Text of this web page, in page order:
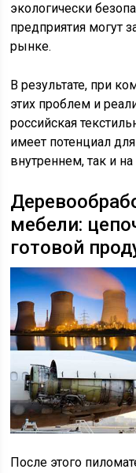
экологически
предприятия могут
рынке.
В результате, при
этих проблем и
российская
имеет потенциал
внутреннем, так и
мебели:
готовой
После этого